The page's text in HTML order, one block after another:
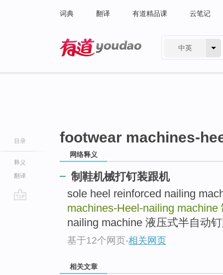
词典 翻译 有道精品课 云笔记
中英
目录
释义
翻译
footwear machines-
网络释义
制鞋机械打钉装跟机
sole heel reinforced nailing
machines-Heel-nailing machine
nailing machine 液压式半自动
基于12个网页-相关网页
相关文章